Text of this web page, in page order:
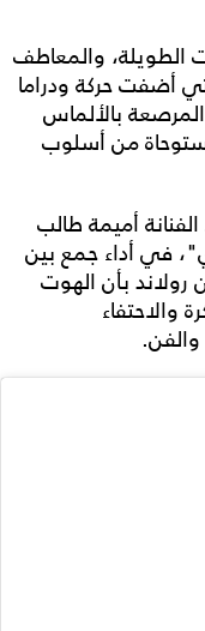
الطويلة، والمعاطف
أضفت حركة ودراما
بالألماس
من أسلوب
أميمة طالب
في أداء جمع بين
رولاند بأن الهوت
والاحتفاء